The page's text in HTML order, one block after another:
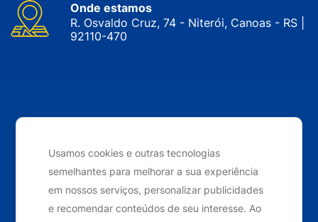
Usamos cookies e outras tecnologias
semelhantes para melhorar a sua experiência
em nossos serviços, personalizar publicidades
e recomendar conteúdos de seu interesse. Ao
Onde estamos
R. Osvaldo Cruz, 74 - Niterói, Canoas - RS |
92110-470
reservados. 2024
Desenvolvido por Elo Ideias